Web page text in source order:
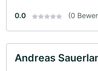
0.0 (0
Andreas